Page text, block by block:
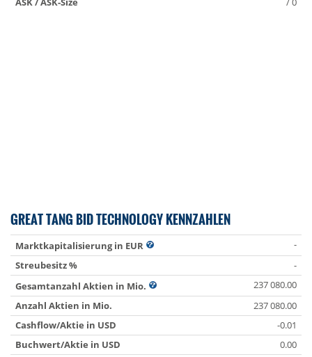
GREAT TANG BID TECHNOLOGY KENNZAHLEN
Marktkapitalisierung in EUR
-
Streubesitz %
-
Gesamtanzahl Aktien in Mio.
237 080.00
Anzahl Aktien in Mio.
237 080.00
Cashflow/Aktie in USD
-0.01
Buchwert/Aktie in USD
0.00